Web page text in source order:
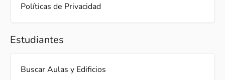
Políticas de Privacidad
Estudiantes
Buscar Aulas y Edificios